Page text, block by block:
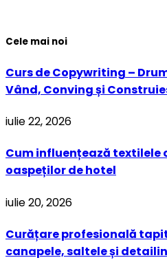
Cele mai noi
Curs de Copywriting –
Vând, Conving și
iulie 22, 2026
Cum influențează textilele
oaspeților de hotel
iulie 20, 2026
Curățare profesională
canapele, saltele și